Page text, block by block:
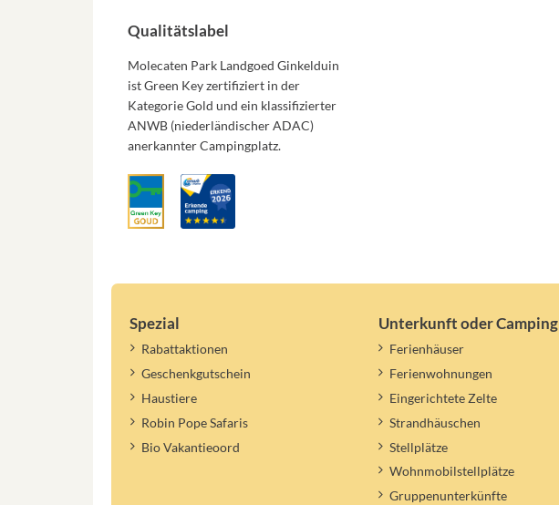
Qualitätslabel
Molecaten Park Landgoed Ginkelduin
ist Green Key zertifiziert in der
Kategorie Gold und ein klassifizierter
ANWB (niederländischer ADAC)
anerkannter Campingplatz.
Spezial
Rabattaktionen
Geschenkgutschein
Haustiere
Robin Pope Safaris
Bio Vakantieoord
Unterkunft oder Camping
Ferienhäuser
Ferienwohnungen
Eingerichtete Zelte
Strandhäuschen
Stellplätze
Wohnmobilstellplätze
Gruppenunterkünfte